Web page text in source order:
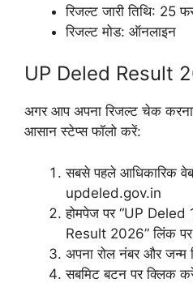
रिजल्ट जारी तिथि: 25
रिजल्ट मोड: ऑनलाइन
UP Deled Result
अगर आप अपना रिजल्ट चेक करना
आसान स्टेप्स फॉलो करें:
सबसे पहले आधिकारिक
updeled.gov.in
होमपेज पर “UP
Result 2026” लिंक
अपना रोल नंबर और जन्म
सबमिट बटन पर क्लिक